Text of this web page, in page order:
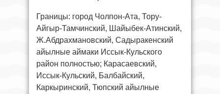
Границы: город Чолпон-Ата, Тору-
Айгыр-Тамчинский, Шайыбек-Атинский,
Ж.Абдрахмановский, Садыракенский
айылные аймаки Иссык-Кульского
район полностью; Карасаевский,
Иссык-Кульский, Балбайский,
Каркыринский, Тюпский айылные